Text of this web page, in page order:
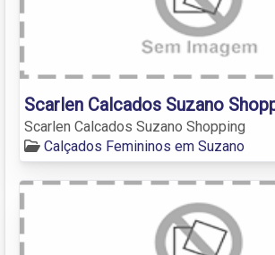
Scarlen Calcados Suzano
Scarlen Calcados Suzano Shopping
Calçados Femininos em Suzano